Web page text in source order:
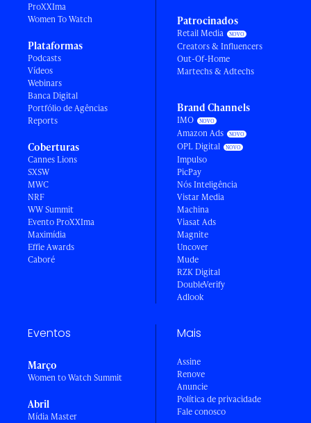
ProXXIma
Women To Watch
Plataformas
Podcasts
Vídeos
Webinars
Banca Digital
Portfólio de Agências
Reports
Coberturas
Cannes Lions
SXSW
MWC
NRF
WW Summit
Evento ProXXIma
Maximídia
Effie Awards
Caboré
Patrocinados
Retail Media
Creators & Influencers
Out-Of-Home
Martechs & Adtechs
Brand Channels
IMO
Amazon Ads
OPL Digital
Impulso
PicPay
Nós Inteligência
Vistar Media
Machina
Viasat Ads
Magnite
Uncover
Mude
RZK Digital
DoubleVerify
Adlook
Eventos
Março
Women to Watch Summit
Abril
Mídia Master
Mais
Assine
Renove
Anuncie
Política de privacidade
Fale conosco